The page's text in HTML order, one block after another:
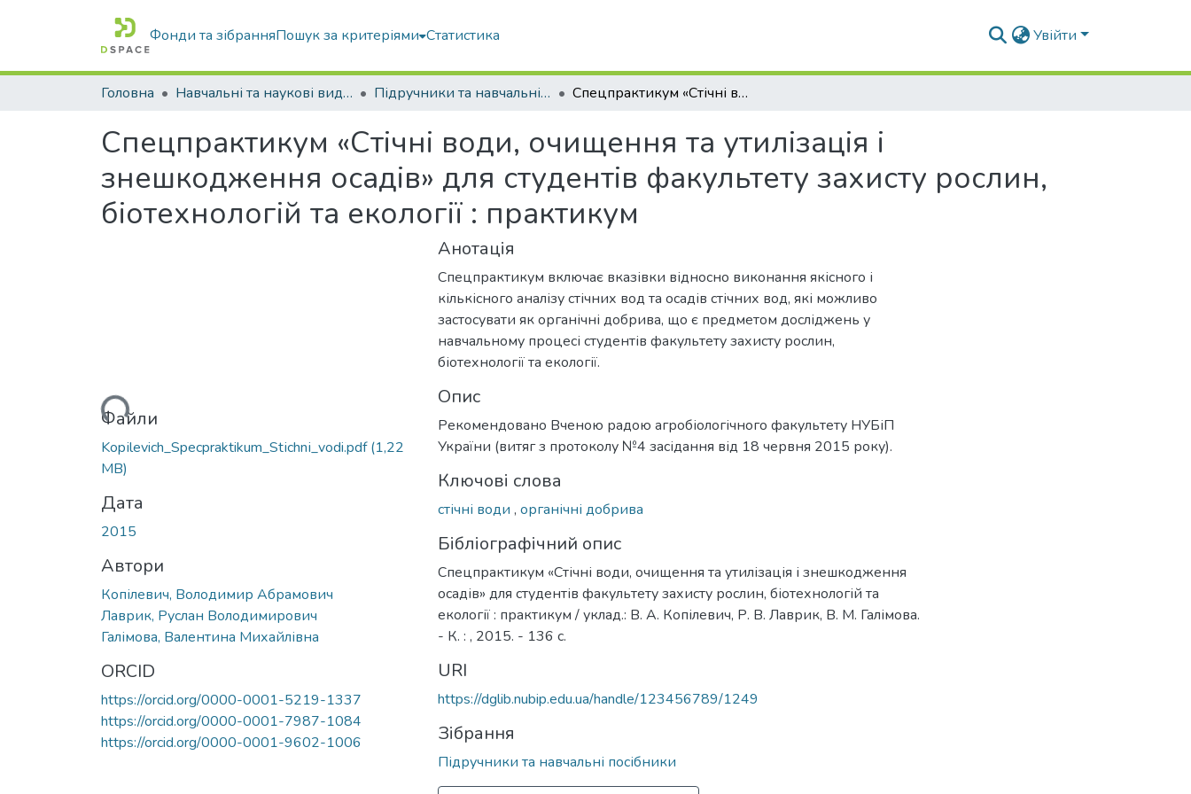
Фонди та зібранняПошук за критеріями Статистика Увійти
Головна Навчальні та наукові видання Підручники та навчальні посібники Спецпрактикум «Стічні води, очищення та утилізація і знешкодження осадів» для студентів факультету захисту рослин, біотехнологій та екології : практикум
Спецпрактикум «Стічні води, очищення та утилізація і
знешкодження осадів» для студентів факультету захисту рослин,
біотехнологій та екології : практикум
Вантажиться...Файли
Kopіlevich_Specpraktikum_Stіchnі_vodi.pdf(1,22
MB)
Дата
2015
Автори
Копілевич, Володимир Абрамович
Лаврик, Руслан Володимирович
Галімова, Валентина Михайлівна
ORCID
https://orcid.org/0000-0001-5219-1337
https://orcid.org/0000-0001-7987-1084
https://orcid.org/0000-0001-9602-1006
Анотація
Спецпрактикум включає вказівки відносно виконання якісного і
кількісного аналізу стічних вод та осадів стічних вод, які можливо
застосувати як органічні добрива, що є предметом досліджень у
навчальному процесі студентів факультету захисту рослин,
біотехнології та екології.
Опис
Рекомендовано Вченою радою агробіологічного факультету НУБіП
України (витяг з протоколу №4 засідання від 18 червня 2015 року).
Ключові слова
стічні води , органічні добрива
Бібліографічний опис
Спецпрактикум «Стічні води, очищення та утилізація і знешкодження
осадів» для студентів факультету захисту рослин, біотехнологій та
екології : практикум / уклад.: В. А. Копілевич, Р. В. Лаврик, В. М. Галімова.
- К. : , 2015. - 136 с.
URI
https://dglib.nubip.edu.ua/handle/123456789/1249
Зібрання
Підручники та навчальні посібники